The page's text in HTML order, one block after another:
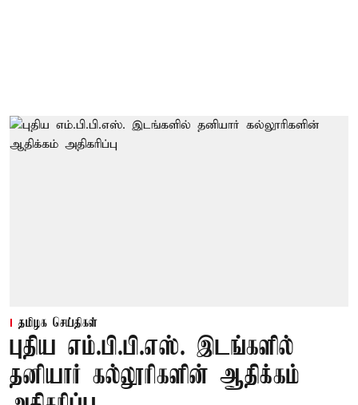
தமிழக செய்திகள்
புதிய எம்.பி.பி.எஸ். இடங்களில்
தனியார் கல்லூரிகளின் ஆதிக்கம்